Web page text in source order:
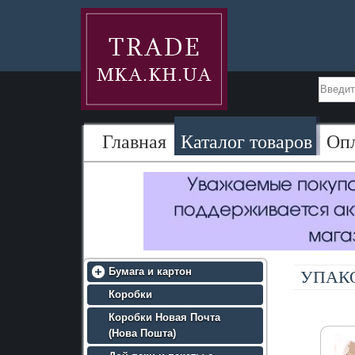
Главная Каталог товаров
Бумага и картон
• Крафт бумага (МЦБК)
• Крафт бумага (эко крафт)
• Премиум крафт бумага
(белая)
Коробки
Коробки Новая Почта
(Нова Пошта)